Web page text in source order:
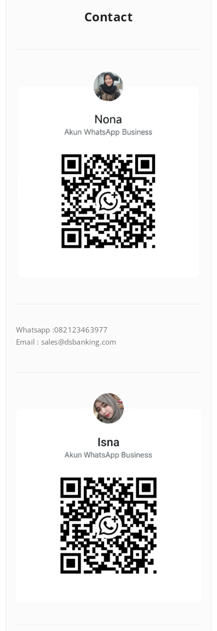
Contact
Whatsapp :082123463977
Email : sales@dsbanking.com